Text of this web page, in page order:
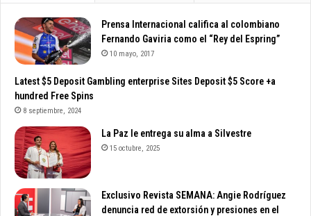
Prensa Internacional califica al colombiano
Fernando Gaviria como el “Rey del Espring”
10 mayo, 2017
Latest $5 Deposit Gambling enterprise Sites Deposit $5 Score +a
hundred Free Spins
8 septiembre, 2024
La Paz le entrega su alma a Silvestre
15 octubre, 2025
Exclusivo Revista SEMANA: Angie Rodríguez
denuncia red de extorsión y presiones en el